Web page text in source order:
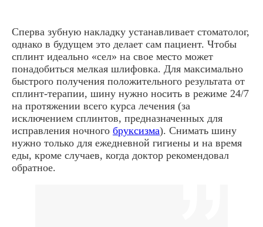
Сперва зубную накладку устанавливает стоматолог,
однако в будущем это делает сам пациент. Чтобы
сплинт идеально «сел» на свое место может
понадобиться мелкая шлифовка. Для максимально
быстрого получения положительного результата от
сплинт-терапии, шину нужно носить в режиме 24/7
на протяжении всего курса лечения (за
исключением сплинтов, предназначенных для
исправления ночного бруксизма). Снимать шину
нужно только для ежедневной гигиены и на время
еды, кроме случаев, когда доктор рекомендовал
обратное.